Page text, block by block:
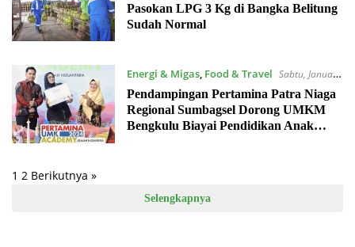
Pasokan LPG 3 Kg di Bangka Belitung
Sudah Normal
Energi & Migas, Food & Travel Sabtu, Januari
17, 2026
Pendampingan Pertamina Patra Niaga
Regional Sumbagsel Dorong UMKM
Bengkulu Biayai Pendidikan Anak
Paginasi
1 2 Berikutnya »
Selengkapnya